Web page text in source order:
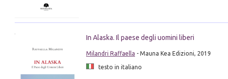
In Alaska. Il paese degli uomini liberi
Milandri Raffaella - Mauna Kea Edizioni, 2019
testo in italiano